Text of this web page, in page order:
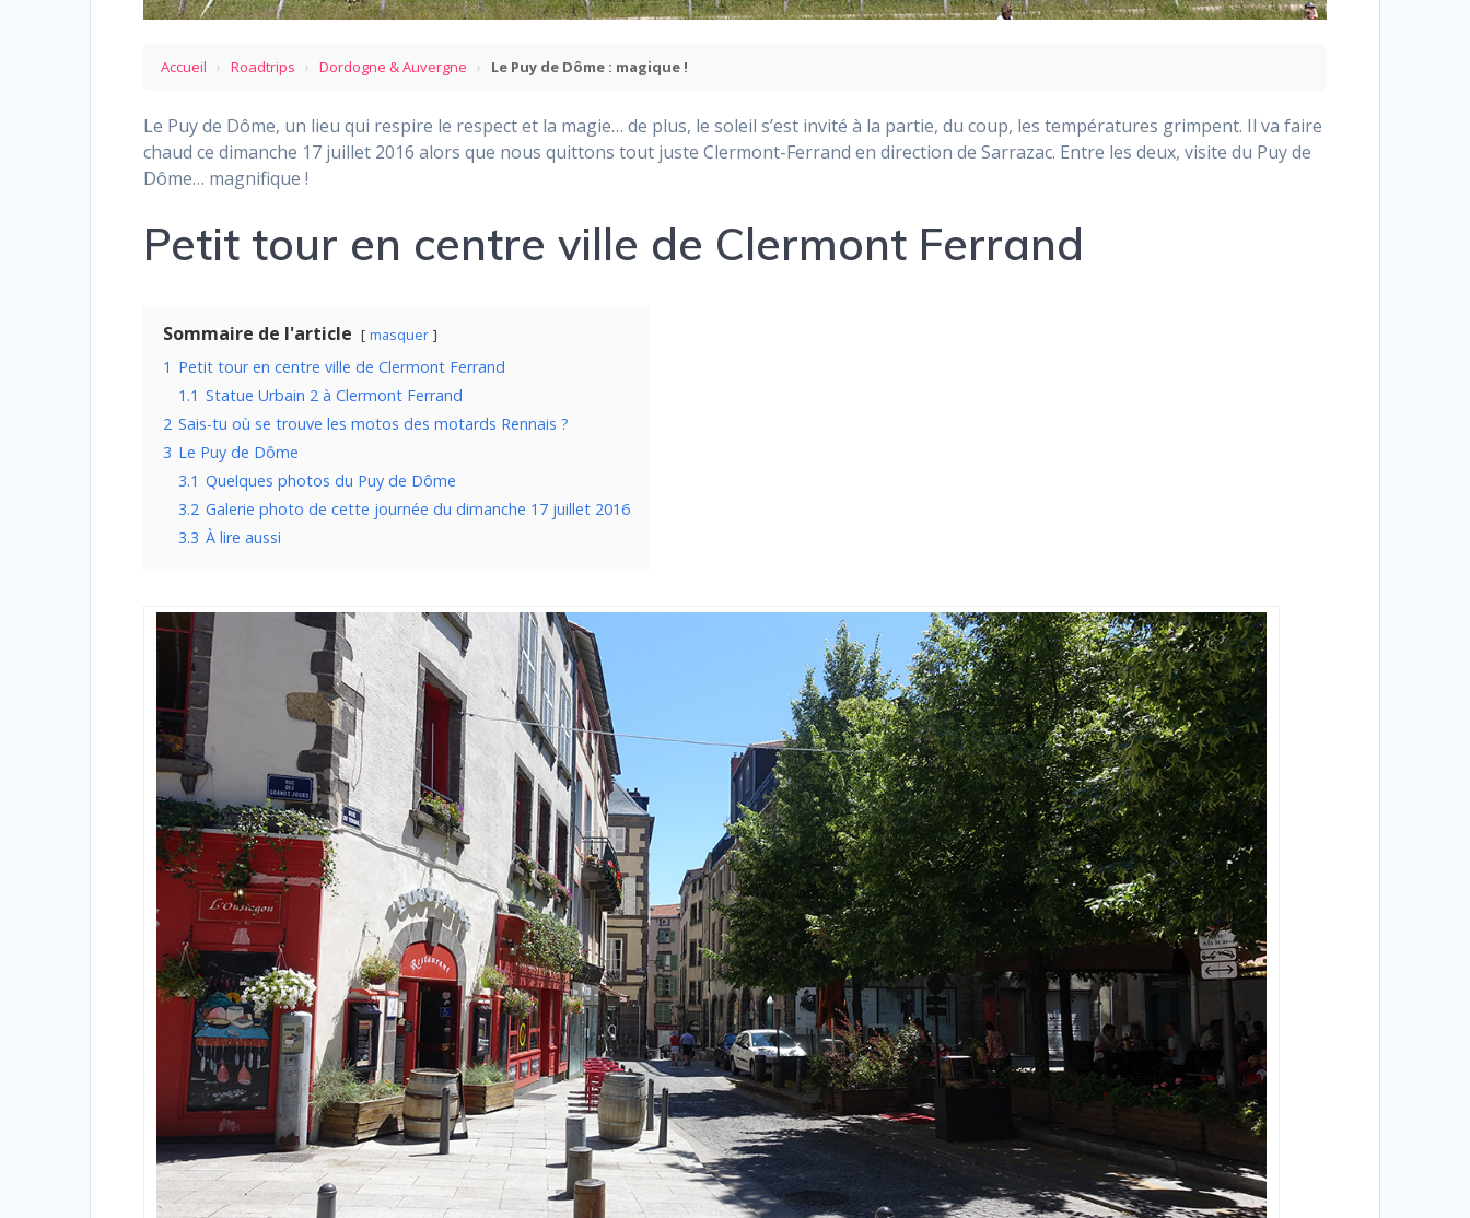
Accueil › Roadtrips › Dordogne & Auvergne › Le Puy de Dôme : magique !
Le Puy de Dôme, un lieu qui respire le respect et la magie… de plus, le soleil s’est invité à la partie, du coup, les températures grimpent. Il va faire
chaud ce dimanche 17 juillet 2016 alors que nous quittons tout juste Clermont-Ferrand en direction de Sarrazac. Entre les deux, visite du Puy de
Dôme… magnifique !
Petit tour en centre ville de Clermont Ferrand
Sommaire de l'article masquer
1 Petit tour en centre ville de Clermont Ferrand
1.1 Statue Urbain 2 à Clermont Ferrand
2 Sais-tu où se trouve les motos des motards Rennais ?
3 Le Puy de Dôme
3.1 Quelques photos du Puy de Dôme
3.2 Galerie photo de cette journée du dimanche 17 juillet 2016
3.3 À lire aussi